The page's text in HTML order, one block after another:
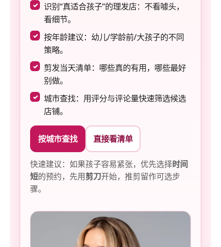
识别“真适合孩子”的理发店：不看噱头，
看细节。
按年龄建议：幼儿/学龄前/大孩子的不同
策略。
剪发当天清单：哪些真的有用，哪些最好
别做。
城市查找：用评分与评论量快速筛选候选
店铺。
按城市查找 直接看清单
快速建议：如果孩子容易紧张，优先选择时间
短的预约，先用剪刀开始，推剪留作可选步
骤。